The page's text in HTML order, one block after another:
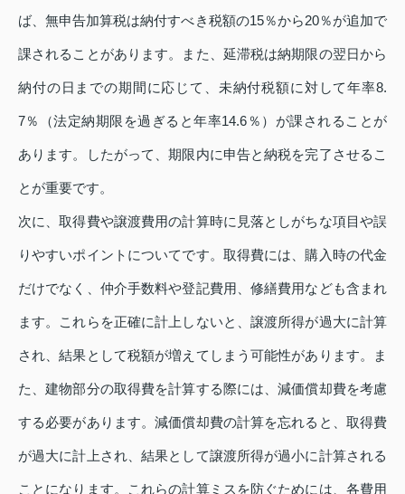
ば、無申告加算税は納付すべき税額の15％から20％が追加で
課されることがあります。また、延滞税は納期限の翌日から
納付の日までの期間に応じて、未納付税額に対して年率8.
7％（法定納期限を過ぎると年率14.6％）が課されることが
あります。したがって、期限内に申告と納税を完了させるこ
とが重要です。
次に、取得費や譲渡費用の計算時に見落としがちな項目や誤
りやすいポイントについてです。取得費には、購入時の代金
だけでなく、仲介手数料や登記費用、修繕費用なども含まれ
ます。これらを正確に計上しないと、譲渡所得が過大に計算
され、結果として税額が増えてしまう可能性があります。ま
た、建物部分の取得費を計算する際には、減価償却費を考慮
する必要があります。減価償却費の計算を忘れると、取得費
が過大に計上され、結果として譲渡所得が過小に計算される
ことになります。これらの計算ミスを防ぐためには、各費用